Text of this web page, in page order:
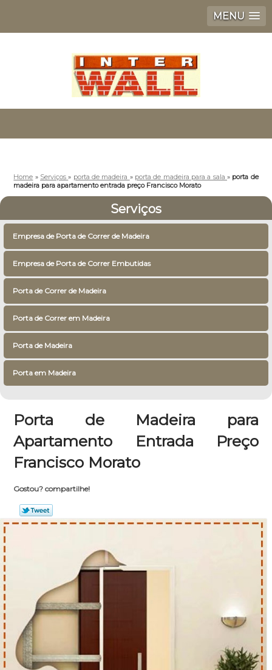
MENU
Home » Serviços» porta de madeira » porta de madeira para a sala » porta de
madeira para apartamento entrada preço Francisco Morato
Serviços
Empresa de Porta de Correr de Madeira
Empresa de Porta de Correr Embutidas
Porta de Correr de Madeira
Porta de Correr em Madeira
Porta de Madeira
Porta em Madeira
Porta de Madeira para
Apartamento Entrada Preço
Francisco Morato
Gostou? compartilhe!